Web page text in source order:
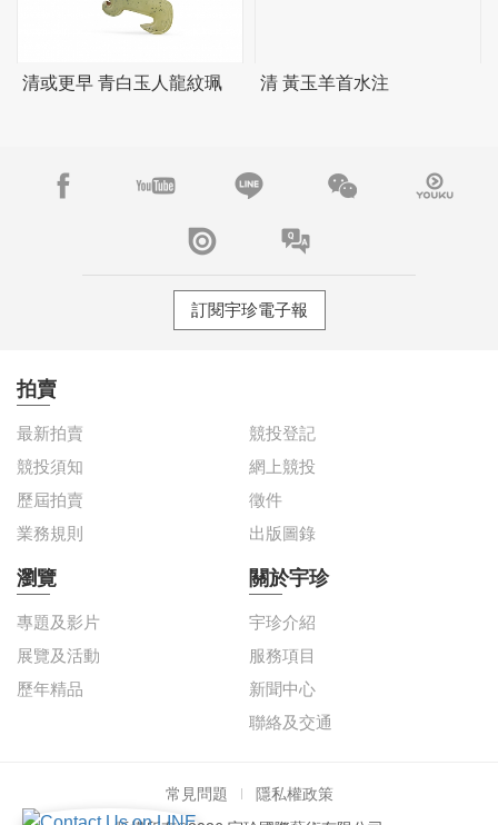
清或更早 青白玉人龍紋珮 清 黃玉羊首水注
訂閱宇珍電子報
拍賣
最新拍賣
競投登記
競投須知
網上競投
歷屆拍賣
徵件
業務規則
出版圖錄
瀏覽
專題及影片
展覽及活動
歷年精品
關於宇珍
宇珍介紹
服務項目
新聞中心
聯絡及交通
常見問題
隱私權政策